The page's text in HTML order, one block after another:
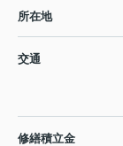
所在地
交通
修繕積立金